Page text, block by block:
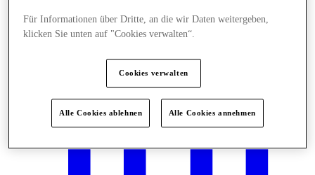
Für Informationen über Dritte, an die wir Daten weitergeben,
klicken Sie unten auf "Cookies verwalten“.
Cookies verwalten
Alle Cookies ablehnen Alle Cookies annehmen